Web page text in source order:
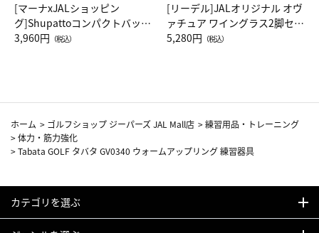
[マーナxJALショッピン
グ]Shupattoコンパクトバッグ
Drop JAL客室乗務員（LC）ス
3,960円 （税込）
[リーデル]JALオリジナル オヴ
ァチュア ワイングラス2脚セッ
ト（レッドワイン）
5,280円 （税込）
ホーム > ゴルフショップ ジーパーズ JAL Mall店 >練習用品・トレーニング
>体力・筋力強化
>Tabata GOLF タバタ GV0340 ウォームアップリング 練習器具
カテゴリを選ぶ